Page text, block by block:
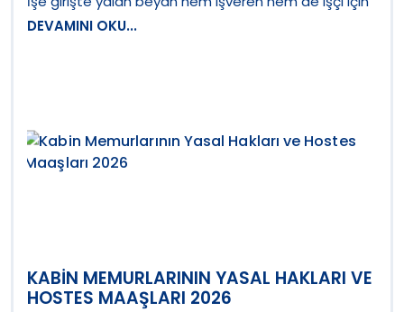
DEVAMINI OKU...
KABIN MEMURLARININ YASAL HAKLARI VE
HOSTES MAAŞLARI 2026